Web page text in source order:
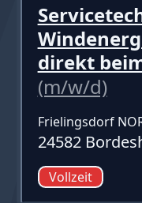
direkt
(m/w/d)
Frielingsdorf
24582
Vollzeit